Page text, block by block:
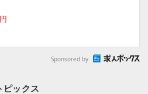
Sponsored by
ピックス